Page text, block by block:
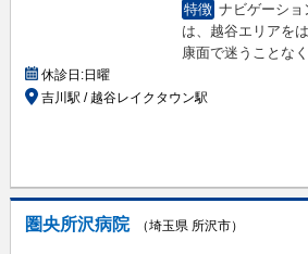
特徴 ナビゲーショ
は、越谷エリアを
康面で迷うことな
休診日:日曜
吉川駅 / 越谷レイクタウン駅
圏央所沢病院
（埼玉県 所沢市）